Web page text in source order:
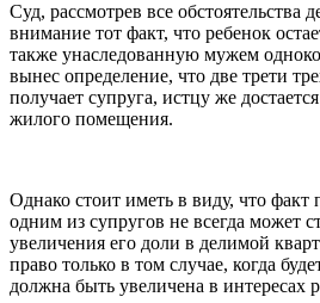
Суд, рассмотрев все обстоятельства
внимание тот факт, что ребенок
также унаследованную мужем
вынес определение, что две трети
получает супруга, истцу же
жилого помещения.
Однако стоит иметь в виду, что факт
одним из супругов не всегда может
увеличения его доли в делимой
право только в том случае, когда
должна быть увеличена в интересах